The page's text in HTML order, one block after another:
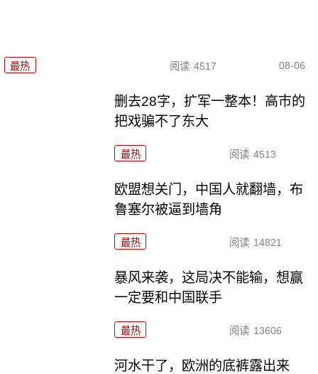
最热 阅读 4517 08-06
删去28字，扩军一整本！高市的
把戏骗不了东大
最热 阅读 4513
欧盟想关门，中国人就翻墙，布
鲁塞尔被逼到墙角
最热 阅读 14821
暴风来袭，这局决不能输，想赢
一定要和中国联手
最热 阅读 13606
河水干了，欧洲的底裤露出来